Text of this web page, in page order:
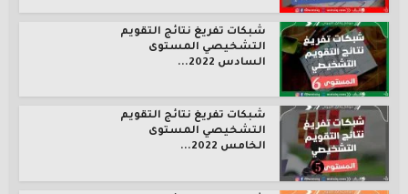
شبكات تفريغ نتائج التقويم
التشخيصي المستوى
السادس 2022...
شبكات تفريغ نتائج التقويم
التشخيصي المستوى
الخامس 2022...